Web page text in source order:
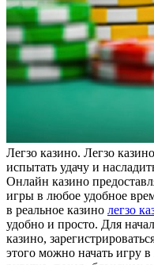
Лeгзo кaзинo. Лeгзo
испытать удачу и
Онлайн казино
игры в любое удобное
в реальное казино легзо
удобно и просто. Для
казино,
этого можно начать игру